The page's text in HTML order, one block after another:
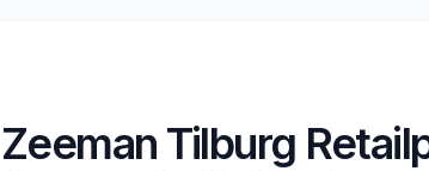
Zeeman Tilburg